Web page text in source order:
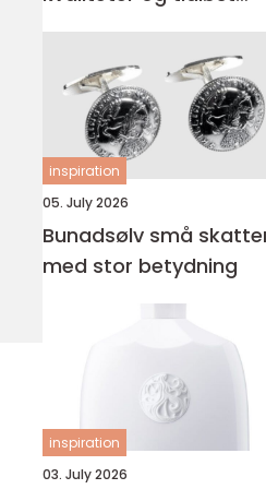
uttrykk
inspiration
05. July 2026
Bunadsølv små skatter
med stor betydning
inspiration
03. July 2026